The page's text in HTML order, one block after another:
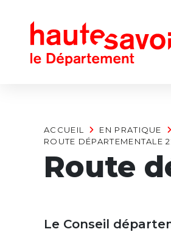
ACCUEIL EN PRATIQUE
ROUTE DÉPARTEMENTALE
Route
Le Conseil